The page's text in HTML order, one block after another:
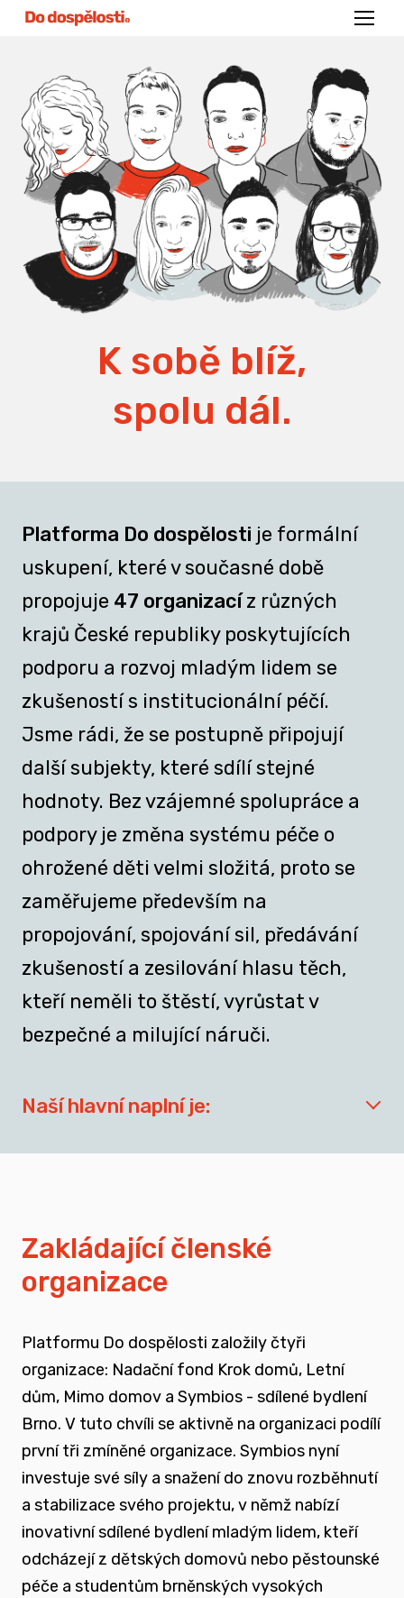
Menu
K sobě blíž,
spolu dál.
Platforma Do dospělosti je formální
uskupení, které v současné době
propojuje 47 organizacíz různých
krajů České republiky poskytujících
podporu a rozvoj mladým lidem se
zkušeností s institucionální péčí.
Jsme rádi, že se postupně připojují
další subjekty, které sdílí stejné
hodnoty. Bez vzájemné spolupráce a
podpory je změna systému péče o
ohrožené děti velmi složitá, proto se
zaměřujeme především na
propojování, spojování sil, předávání
zkušeností a zesilování hlasu těch,
kteří neměli to štěstí, vyrůstat v
bezpečné a milující náruči.
Naší hlavní naplní je:
spojovat sílu hlasu nevládního sektoru v
zapojovat se do advokační činnosti, která
souvisí i se změnou legislativy a systému
jako takového
nést a podporovat sílu hlasu těch, kteří
vyrůstali mimo své biologické rodiny
rozvíjet dialog a vést kontruktivní debaty
spojené se změnou systému péče o
Zakládající členské
organizace
Platformu Do dospělosti založily čtyři
organizace: Nadační fond Krok domů, Letní
dům, Mimo domov a Symbios - sdílené bydlení
Brno. V tuto chvíli se aktivně na organizaci podílí
první tři zmíněné organizace. Symbios nyní
investuje své síly a snažení do znovu rozběhnutí
a stabilizace svého projektu, v němž nabízí
inovativní sdílené bydlení mladým lidem, kteří
odcházejí z dětských domovů nebo pěstounské
péče a studentům brněnských vysokých